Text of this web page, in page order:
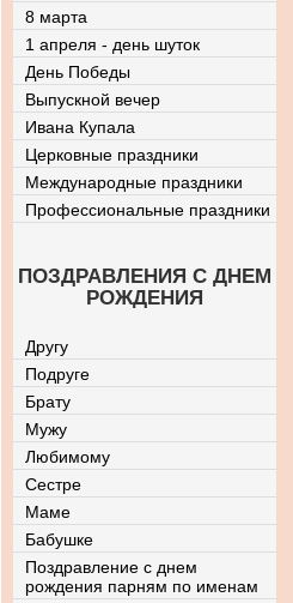
8 марта
1 апреля - день шуток
День Победы
Выпускной вечер
Ивана Купала
Церковные праздники
Международные праздники
Профессиональные праздники
ПОЗДРАВЛЕНИЯ С ДНЕМ
РОЖДЕНИЯ
Другу
Подруге
Брату
Мужу
Любимому
Сестре
Маме
Бабушке
Поздравление с днем
рождения парням по именам